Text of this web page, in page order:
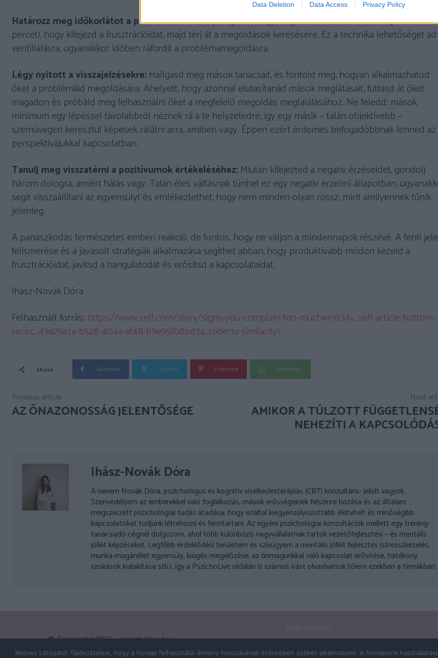
Data Deletion Data Access Privacy Policy
Határozz meg időkorlátot a panaszkodásra:Adj magadnak egy meghatározott időtartamot (például 10
percet), hogy kifejezd a frusztrációidat, majd térj át a megoldások keresésére. Ez a technika lehetőséget
ventillálásra, ugyanakkor időben ráfordít a problémamegoldásra.
Légy nyitott a visszajelzésekre: Hallgasd meg mások tanácsait, és fontold meg, hogyan alkalmazhatod
őket a problémáid megoldására. Ahelyett, hogy azonnal elutasítanád mások meglátásait, futtasd át őket
magadon és próbáld meg felhasználni őket a megfelelő megoldás megtalálásához. Ne feledd: mások
minimum egy lépéssel távolabbról néznek rá a te helyzetedre, így egy másik – talán objektívebb –
szemüvegen keresztül képesek rálátni arra, amiben vagy. Éppen ezért érdemes befogadóbbnak lenned
perspektívájukkal kapcsolatban.
Tanulj meg visszatérni a pozitívumok értékeléséhez: Miután kifejezted a negatív érzéseidet, gondolj
három dologra, amiért hálás vagy. Talán éles váltásnak tűnhet ez egy negatív érzelmi állapotban,
segít visszaállítani az egyensúlyt és emlékeztethet, hogy nem minden olyan rossz, mint amilyennek tűnik
jelenleg.
A panaszkodás természetes emberi reakció, de fontos, hogy ne váljon a mindennapok részévé. A fenti
felismerése és a javasolt stratégiák alkalmazása segíthet abban, hogy produktívabb módon kezeld a
frusztrációidat, javítsd a hangulatodat és erősítsd a kapcsolataidat.
Ihász-Novák Dóra
Felhasznált forrás: https://www.self.com/story/signs-you-complain-too-much#intcid=_self-article-bottom-
recirc_49a29a7a-b528-404a-af48-b9e95f08bd3a_roberta-similarity1
Share Facebook Twitter Pinterest WhatsApp
Previous article
AZ ÖNAZONOSSÁG JELENTŐSÉGE
Next
AMIKOR A TÚLZOTT
NEHEZÍTI A
Ihász-Novák Dóra
A nevem Novák Dóra, pszichológus és kognitív viselkedésterápiás (CBT) konzultáns- jelölt vagyok.
Szenvedélyem az emberekkel való foglalkozás, mások erősségeinek felszínre hozása és az általam
megszerzett pszichológiai tudás átadása, hogy ezáltal kiegyensúlyozottabb életvitelt és minőségibb
kapcsolatokat tudjunk létrehozni és fenntartani. Az egyéni pszichológiai konzultációk mellett egy tréning-
tanácsadó cégnél dolgozom, ahol több különböző nagyvállalatnak tartok vezetőfejlesztési – és mentális
jóllét képzéseket. Legfőbb érdeklődési területem és szívügyem a mentális jóllét fejlesztés (stresszkezelés,
munka-magánélet egyensúly, kiégés megelőzése, az önmagunkkal való kapcsolat erősítése, hatékony
szokások kialakítása stb.), így a PszichoLive oldalán is számos írást olvashattok tőlem ezekben a témákban.
© Copyright 2026 - pszicholive.hu
Adatkezelés
Kedves Látogató! Tájékoztatjuk, hogy a honlap felhasználói élmény fokozásának érdekében sütiket alkalmazunk. A honlapunk